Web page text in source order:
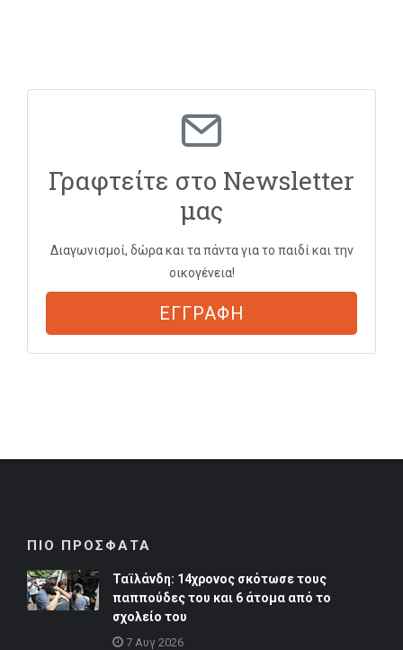
Γραφτείτε στο Newsletter
μας
Διαγωνισμοί, δώρα και τα πάντα για το παιδί και την
οικογένεια!
ΕΓΓΡΑΦΗ
ΠΙΟ ΠΡΟΣΦΑΤΑ
Ταϊλάνδη: 14χρονος σκότωσε τους
παππούδες του και 6 άτομα από το
σχολείο του
7 Αυγ 2026